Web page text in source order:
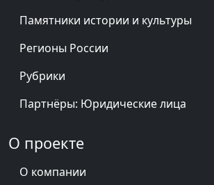
Памятники истории и культуры
Регионы России
Рубрики
Партнёры: Юридические лица
О проекте
О компании